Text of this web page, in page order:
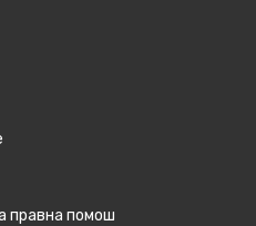
правна помош